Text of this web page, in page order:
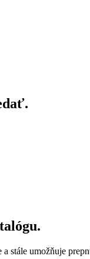
stále umožňuje